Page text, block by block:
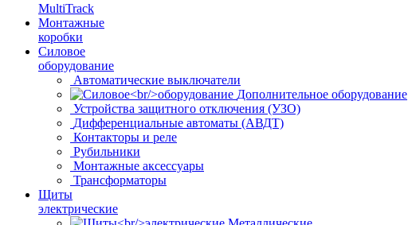
MultiTrack
Монтажные
коробки
Силовое
оборудование
Автоматические выключатели
Дополнительное оборудование
Устройства защитного отключения (УЗО)
Дифференциальные автоматы (АВДТ)
Контакторы и реле
Рубильники
Монтажные аксессуары
Трансформаторы
Щиты
электрические